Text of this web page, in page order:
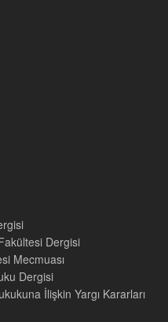
Dergisi
Mecmuası
Dergisi
İlişkin Yargı Kararları